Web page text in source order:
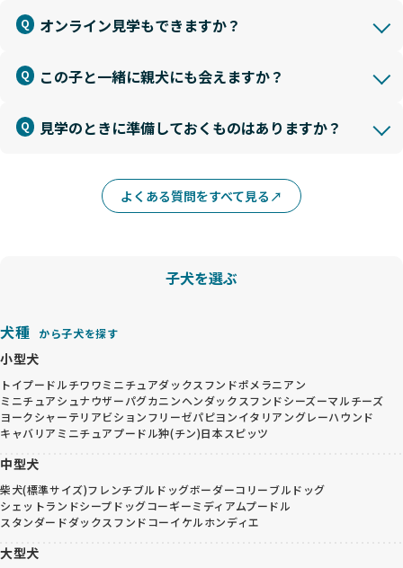
オンライン見学もできますか？
この子と一緒に親犬にも会えますか？
見学のときに準備しておくものはありますか？
よくある質問をすべて見る
子犬を選ぶ
犬種 から子犬を探す
小型犬
トイプードルチワワミニチュアダックスフンドポメラニアン
ミニチュアシュナウザーパグカニンヘンダックスフンドシーズーマルチーズ
ヨークシャーテリアビションフリーゼパピヨンイタリアングレーハウンド
キャバリア ミニチュアプードル狆(チン)日本スピッツ
中型犬
柴犬(標準サイズ)フレンチブルドッグボーダーコリーブルドッグ
シェットランドシープドッグコーギーミディアムプードル
スタンダードダックスフンドコーイケルホンディエ
大型犬